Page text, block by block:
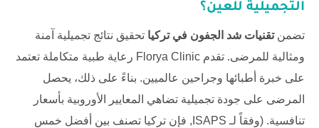
التجميلية للعين؟
تضمنتقنيات شد الجفون في تركيا تحقيق نتائج تجميلية آمنة
ومثالية للمرضى. تقدم Florya Clinic رعاية طبية متكاملة تعتمد
على خبرة أطبائها وجراحين عالميين. بناءً على ذلك، يحصل
المرضى على جودة تجميلية تضاهي المعايير الأوروبية بأسعار
تنافسية. (وفقاً لـ ISAPS , فإن تركيا تصنف بين أفضل خمس